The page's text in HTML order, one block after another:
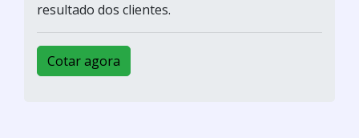
resultado dos clientes.
Cotar agora